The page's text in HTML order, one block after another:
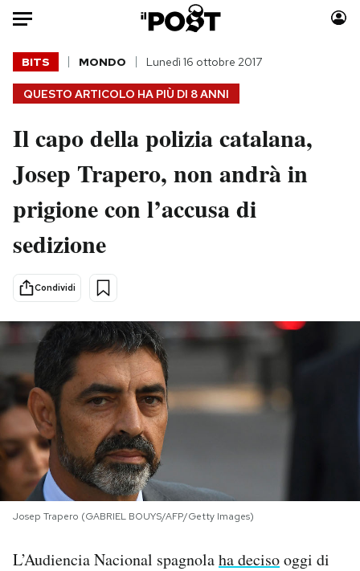
Auto
HOME
Italia
Politica
Tecnologia
Internet
Scienza
Cultura
Economia
Sport
Moda
Consumismi
Storie/Idee
Mondiali calcio 2026
PODCAST
NEWSLETTER
I MIEI PREFERITI
QUESTO ARTICOLO HA PIÙ DI 8 ANNI
BITS MONDO Lunedì 16 ottobre 2017
Il capo della polizia catalana,
Josep Trapero, non andrà in
prigione con l’accusa di
sedizione
Condividi
Josep Trapero (GABRIEL BOUYS/AFP/Getty Images)
L’Audiencia Nacional spagnolaha decisooggi di